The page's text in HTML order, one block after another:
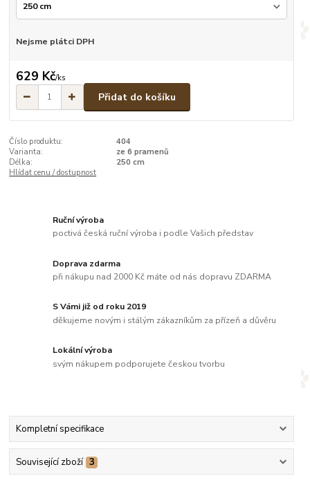
Nejsme plátci DPH
629 Kč/ks
Přidat do košíku
Číslo produktu:
404
Varianta:
ze 6 pramenů
Délka:
250 cm
Hlídat cenu / dostupnost
Ruční výroba
poctivá česká ruční výroba i podle Vašich představ
Doprava zdarma
při nákupu nad 2000 Kč máte od nás dopravu ZDARMA
S Vámi již od roku 2019
děkujeme novým i stálým zákazníkům za přízeň a důvěru
Lokální výroba
svým nákupem podporujete českou tvorbu
Kompletní specifikace
Související zboží 3